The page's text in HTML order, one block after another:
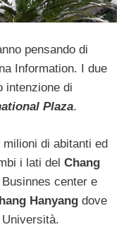
pensando di
Information. I due
intenzione di
Plaza.
milioni di abitanti ed
i lati del Chang
center e
Hanyang dove